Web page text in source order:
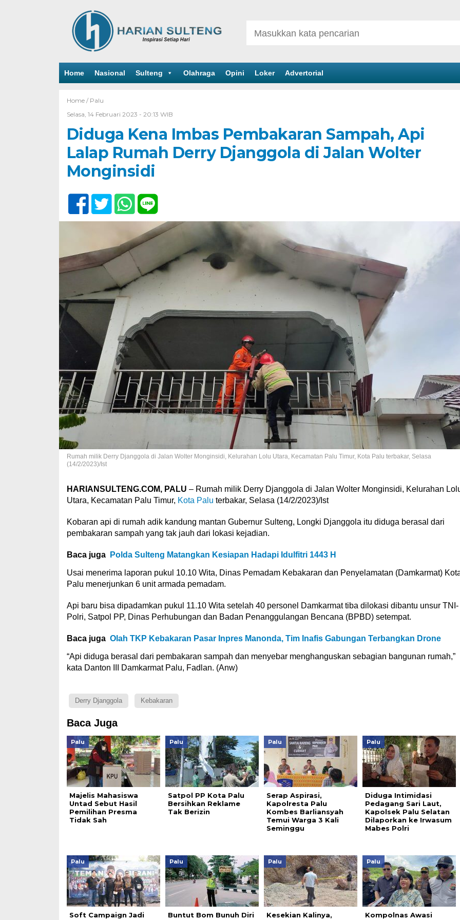
Home Nasional Sulteng Olahraga Opini Loker Advertorial
Home / Palu
Selasa, 14 Februari 2023 - 20:13 WIB
Diduga Kena Imbas Pembakaran Sampah, Api
Lalap Rumah Derry Djanggola di Jalan Wolter
Monginsidi
Rumah milik Derry Djanggola di Jalan Wolter Monginsidi, Kelurahan Lolu Utara, Kecamatan Palu Timur, Kota Palu terbakar, Selasa
(14/2/2023)/Ist
HARIANSULTENG.COM, PALU – Rumah milik Derry Djanggola di Jalan Wolter Monginsidi, Kelurahan
Utara, Kecamatan Palu Timur, Kota Palu terbakar, Selasa (14/2/2023)/Ist
Kobaran api di rumah adik kandung mantan Gubernur Sulteng, Longki Djanggola itu diduga berasal dari
pembakaran sampah yang tak jauh dari lokasi kejadian.
Baca juga Polda Sulteng Matangkan Kesiapan Hadapi Idulfitri 1443 H
Usai menerima laporan pukul 10.10 Wita, Dinas Pemadam Kebakaran dan Penyelamatan (Damkarmat)
Palu menerjunkan 6 unit armada pemadam.
Api baru bisa dipadamkan pukul 11.10 Wita setelah 40 personel Damkarmat tiba dilokasi dibantu unsur TNI-
Polri, Satpol PP, Dinas Perhubungan dan Badan Penanggulangan Bencana (BPBD) setempat.
Baca juga Olah TKP Kebakaran Pasar Inpres Manonda, Tim Inafis Gabungan Terbangkan Drone
“Api diduga berasal dari pembakaran sampah dan menyebar menghanguskan sebagian bangunan rumah,”
kata Danton III Damkarmat Palu, Fadlan. (Anw)
Derry Djanggola Kebakaran
Baca Juga
Palu
Majelis Mahasiswa
Untad Sebut Hasil
Pemilihan Presma
Tidak Sah
Palu
Satpol PP Kota Palu
Bersihkan Reklame
Tak Berizin
Palu
Serap Aspirasi,
Kapolresta Palu
Kombes Barliansyah
Temui Warga 3 Kali
Seminggu
Palu
Diduga Intimidasi
Pedagang Sari Laut,
Kapolsek Palu Selatan
Dilaporkan ke Irwasum
Mabes Polri
Palu
Soft Campaign Jadi
Palu
Buntut Bom Bunuh Diri
Palu
Kesekian Kalinya,
Palu
Kompolnas Awasi